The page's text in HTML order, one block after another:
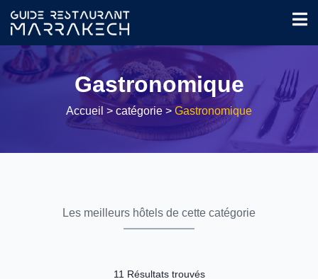
Gastronomique
Accueil > catégorie > Gastronomique
Les meilleurs hôtels de cette catégorie
11 Résultats trouvés